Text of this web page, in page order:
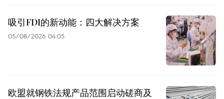
吸引FDI的新动能：四大解决方案
05/08/2026 04:05
欧盟就钢铁法规产品范围启动磋商及